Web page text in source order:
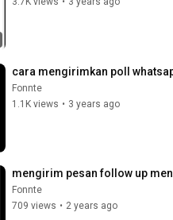
cara mengirimkan poll
Fonnte
1.1K views • 3 years ago
mengirim pesan follow up
Fonnte
709 views • 2 years ago